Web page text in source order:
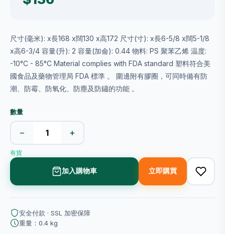
尺寸(毫米): x長168 x闊130 x高172 尺寸(寸): x長6-5/8 x闊5-1/8
x高6-3/4 容量(升): 2 容量(加侖): 0.44 物料: PS 聚苯乙烯 温度:
-10°C - 85°C Material complies with FDA standard 塑料符合美
國食品及藥物管理局 FDA 標準 。 圍邊附有膠圈，可同時備有防
潮、防霉、防氧化、防塵及防鏽的功能 。
數量
− +
有貨
加入購物車 立即購買
安全付款 · SSL 加密保障
重量：0.4 kg